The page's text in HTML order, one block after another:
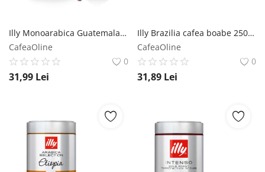
Illy Monoarabica Guatemala cafea boabe 250gr Illy
CafeaOline
0
31,99 Lei
Illy Brazilia cafea boabe 250g Illy
CafeaOline
0
31,89 Lei